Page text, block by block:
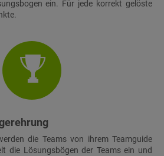
ein. Für jede korrekt gelöste
die Teams von ihrem Teamguide
die Lösungsbögen der Teams ein und